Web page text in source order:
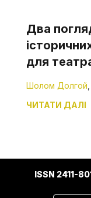
Два
для
Шолом Долгой
ЧИТАТИ ДАЛІ
ISSN 2411-